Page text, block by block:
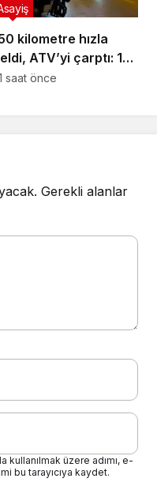
kilometre hızla
ATV’yi çarptı: 1
saat önce
Gerekli alanlar
kullanılmak üzere adımı, e-
bu tarayıcıya kaydet.